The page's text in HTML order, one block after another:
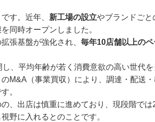
す。近年、 新工場の設立やブランドご
同時オープンしました。
張基盤が強化され、 毎年10店舗以上の
、平均年齢が若く消費意欲の高い世代
M&A（事業買収）により、調達・配送
。
、出店は慎重に進めており、現段階で
野に入れるとのことです。